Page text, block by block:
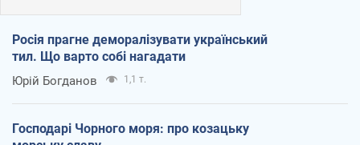
Росія прагне деморалізувати український
тил. Що варто собі нагадати
Юрій Богданов 1,1 т.
Господарі Чорного моря: про козацьку